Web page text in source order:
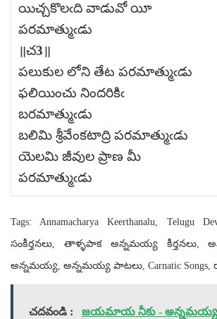
యిచ్చకొలఁది వాడువో యీ
పరమాత్ముఁడు
॥చ3॥
పలుకుల లోని తేట పరమాత్ముఁడు
ఫలియించు నిందరికిఁ
బరమాత్ముఁడు
బలిమి శ్రీవేంకటాద్రి పరమాత్ముఁడు
యెలమి జీవుల ప్రాణ మీ
పరమాత్ముఁడు
Tags: Annamacharya Keerthanalu, Telugu
సంకీర్తనలు, తాళ్ళపాక అన్నమయ్య కీర్తనలు,
అన్నమయ్య, అన్నమయ్య పాటలు, Carnatic
చదవండి : జయమాయ నీకు - అన్నమయ్య